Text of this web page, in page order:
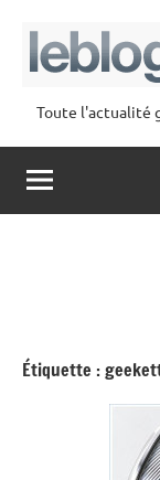
contenu
Toute l'actualité
Étiquette :